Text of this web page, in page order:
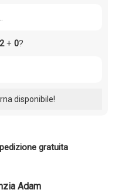
2+ 0?
gratuita
Adam